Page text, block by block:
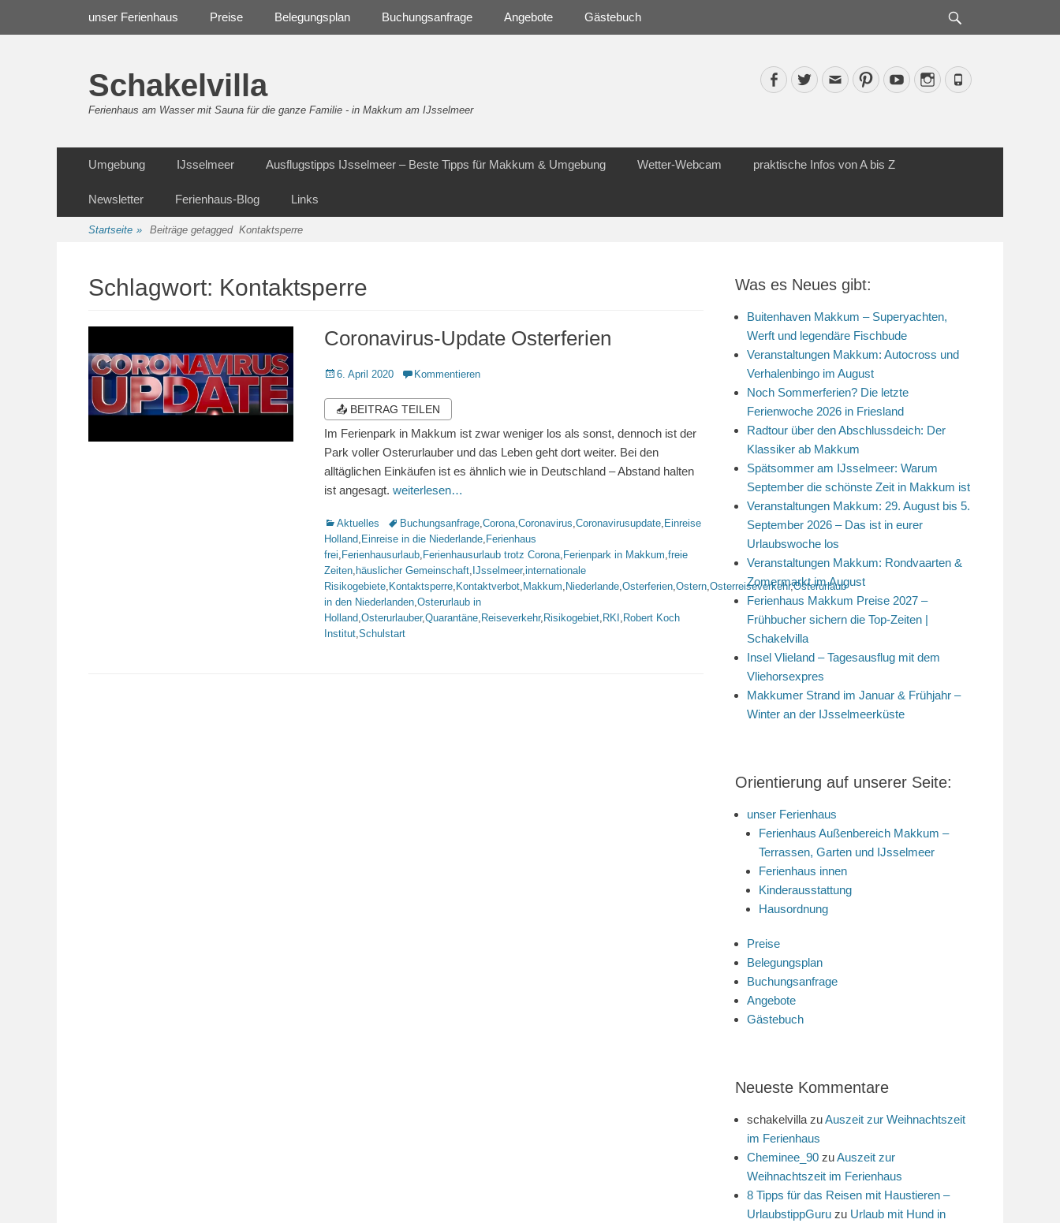
unser Ferienhaus Preise Belegungsplan Buchungsanfrage Angebote Gästebuch
Schakelvilla
Ferienhaus am Wasser mit Sauna für die ganze Familie - in Makkum am IJsselmeer
Facebook
TwitterEmailPinterestYouTubeInstagram
Phone
Inhalt
Umgebung IJsselmeer Ausflugstipps IJsselmeer – Beste Tipps für Makkum & Umgebung Wetter-Webcam praktische Infos von A bis Z
Newsletter Ferienhaus-Blog Links
Startseite » Beiträge getagged Kontaktsperre
Schlagwort: Kontaktsperre
Coronavirus-Update Osterferien
Veröffentlicht
6. April 2020 Kommentieren
📤 BEITRAG TEILEN
Im Ferienpark in Makkum ist zwar weniger los als sonst, dennoch ist der
Park voller Osterurlauber und das Leben geht dort weiter. Bei den
alltäglichen Einkäufen ist es ähnlich wie in Deutschland – Abstand halten
ist angesagt. weiterlesen…
Kategorien
Aktuelles Schlagworte
Buchungsanfrage,Corona,Coronavirus,Coronavirusupdate, Einreise
Holland, Einreise in die Niederlande, Ferienhaus
frei, Ferienhausurlaub, Ferienhausurlaub trotz Corona, Ferienpark in Makkum,freie
Zeiten, häuslicher Gemeinschaft, IJsselmeer,internationale
Risikogebiete, Kontaktsperre, Kontaktverbot, Makkum, Niederlande,Osterferien,Ostern,Osterreiseverkehr,Osterurlaub
in den Niederlanden,Osterurlaub in
Holland,Osterurlauber,Quarantäne, Reiseverkehr, Risikogebiet, RKI , Robert Koch
Institut,Schulstart
Was es Neues gibt:
Buitenhaven Makkum – Superyachten,
Werft und legendäre Fischbude
Veranstaltungen Makkum: Autocross und
Verhalenbingo im August
Noch Sommerferien? Die letzte
Ferienwoche 2026 in Friesland
Radtour über den Abschlussdeich: Der
Klassiker ab Makkum
Spätsommer am IJsselmeer: Warum
September die schönste Zeit in Makkum ist
Veranstaltungen Makkum: 29. August bis 5.
September 2026 – Das ist in eurer
Urlaubswoche los
Veranstaltungen Makkum: Rondvaarten &
Zomermarkt im August
Ferienhaus Makkum Preise 2027 –
Frühbucher sichern die Top-Zeiten |
Schakelvilla
Insel Vlieland – Tagesausflug mit dem
Vliehorsexpres
Makkumer Strand im Januar & Frühjahr –
Winter an der IJsselmeerküste
Orientierung auf unserer Seite:
unser Ferienhaus
Ferienhaus Außenbereich Makkum –
Terrassen, Garten und IJsselmeer
Ferienhaus innen
Kinderausstattung
Hausordnung
Preise
Belegungsplan
Buchungsanfrage
Angebote
Gästebuch
Neueste Kommentare
schakelvilla zuAuszeit zur Weihnachtszeit
im Ferienhaus
Cheminee_90 zuAuszeit zur
Weihnachtszeit im Ferienhaus
8 Tipps für das Reisen mit Haustieren –
UrlaubstippGuru zu Urlaub mit Hund in